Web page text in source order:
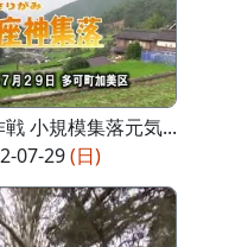
小規模集落元気...
07-29(日)